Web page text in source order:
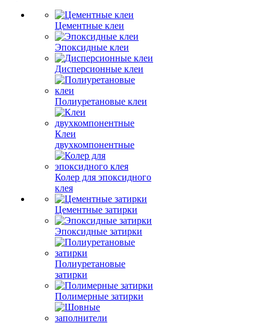
Цементные клеи
Эпоксидные клеи
Дисперсионные клеи
Полиуретановые клеи
Клеи
двухкомпонентные
Колер для эпоксидного
клея
Цементные затирки
Эпоксидные затирки
Полиуретановые
затирки
Полимерные затирки